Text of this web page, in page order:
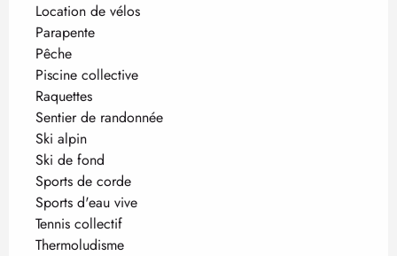
Location de vélos
Parapente
Pêche
Piscine collective
Raquettes
Sentier de randonnée
Ski alpin
Ski de fond
Sports de corde
Sports d'eau vive
Tennis collectif
Thermoludisme